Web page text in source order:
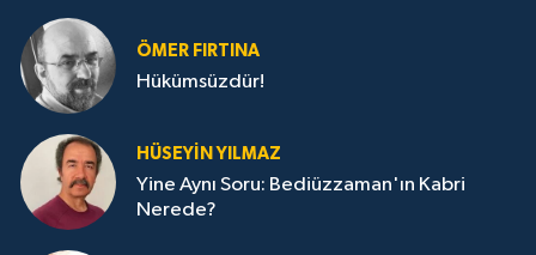
ÖMER FIRTINA
Hükümsüzdür!
HÜSEYIN YILMAZ
Yine Aynı Soru: Bediüzzaman'ın Kabri
Nerede?